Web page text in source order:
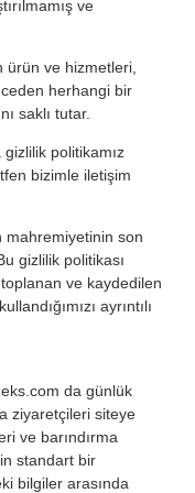
ve
ürün ve hizmetleri,
herhangi bir
saklı tutar.
politikamız
bizimle iletişim
mahremiyetinin son
gizlilik politikası
ve kaydedilen
ayrıntılı
da günlük
ziyaretçileri siteye
ve barındırma
standart bir
bilgiler arasında